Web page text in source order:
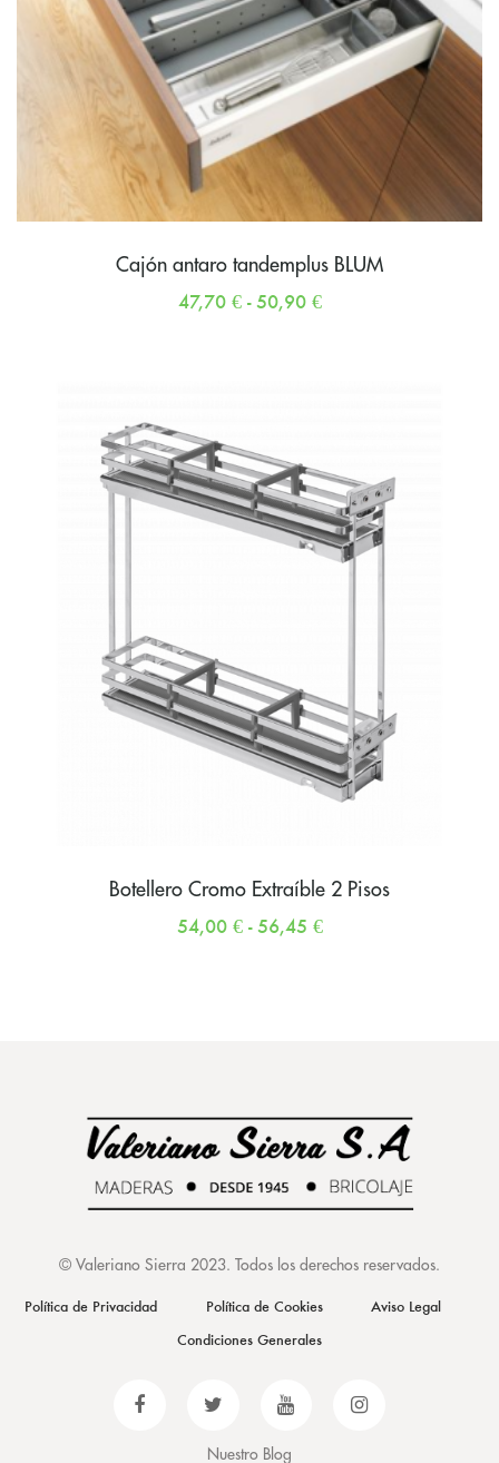
Cajón antaro tandemplus BLUM
47,70 € - 50,90 €
Botellero Cromo Extraíble 2 Pisos
54,00 € - 56,45 €
© Valeriano Sierra 2023 . Todos los derechos reservados.
Política de Privacidad Política de Cookies
Aviso Legal
Condiciones Generales
Nuestro Blog